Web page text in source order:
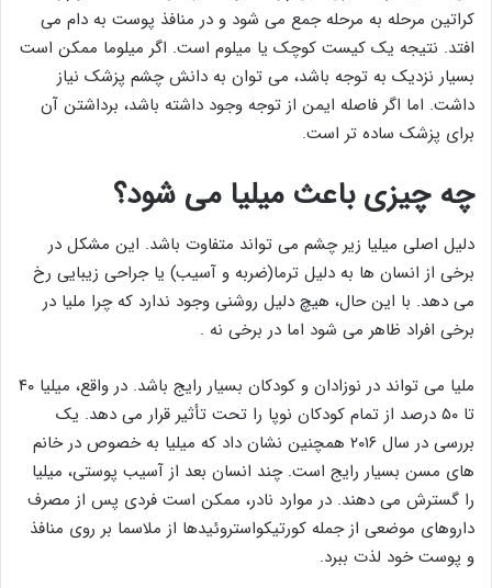
کراتین مرحله به مرحله جمع می شود و در منافذ پوست به دام می
افتد. نتیجه یک کیست کوچک یا میلوم است. اگر میلوما ممکن است
بسیار نزدیک به توجه باشد، می توان به دانش چشم پزشک نیاز
داشت. اما اگر فاصله ایمن از توجه وجود داشته باشد، برداشتن آن
برای پزشک ساده تر است.
چه چیزی باعث میلیا می شود؟
دلیل اصلی میلیا زیر چشم می تواند متفاوت باشد. این مشکل در
برخی از انسان ها به دلیل ترما(ضربه و آسیب) یا جراحی زیبایی رخ
می دهد. با این حال، هیچ دلیل روشنی وجود ندارد که چرا ملیا در
برخی افراد ظاهر می شود اما در برخی نه .
ملیا می تواند در نوزادان و کودکان بسیار رایج باشد. در واقع، میلیا ۴۰
تا ۵۰ درصد از تمام کودکان نوپا را تحت تأثیر قرار می دهد. یک
بررسی در سال ۲۰۱۶ همچنین نشان داد که میلیا به خصوص در خانم
های مسن بسیار رایج است. چند انسان بعد از آسیب پوستی، میلیا
را گسترش می دهند. در موارد نادر، ممکن است فردی پس از مصرف
داروهای موضعی از جمله کورتیکواستروئیدها از ملاسما بر روی منافذ
و پوست خود لذت ببرد.